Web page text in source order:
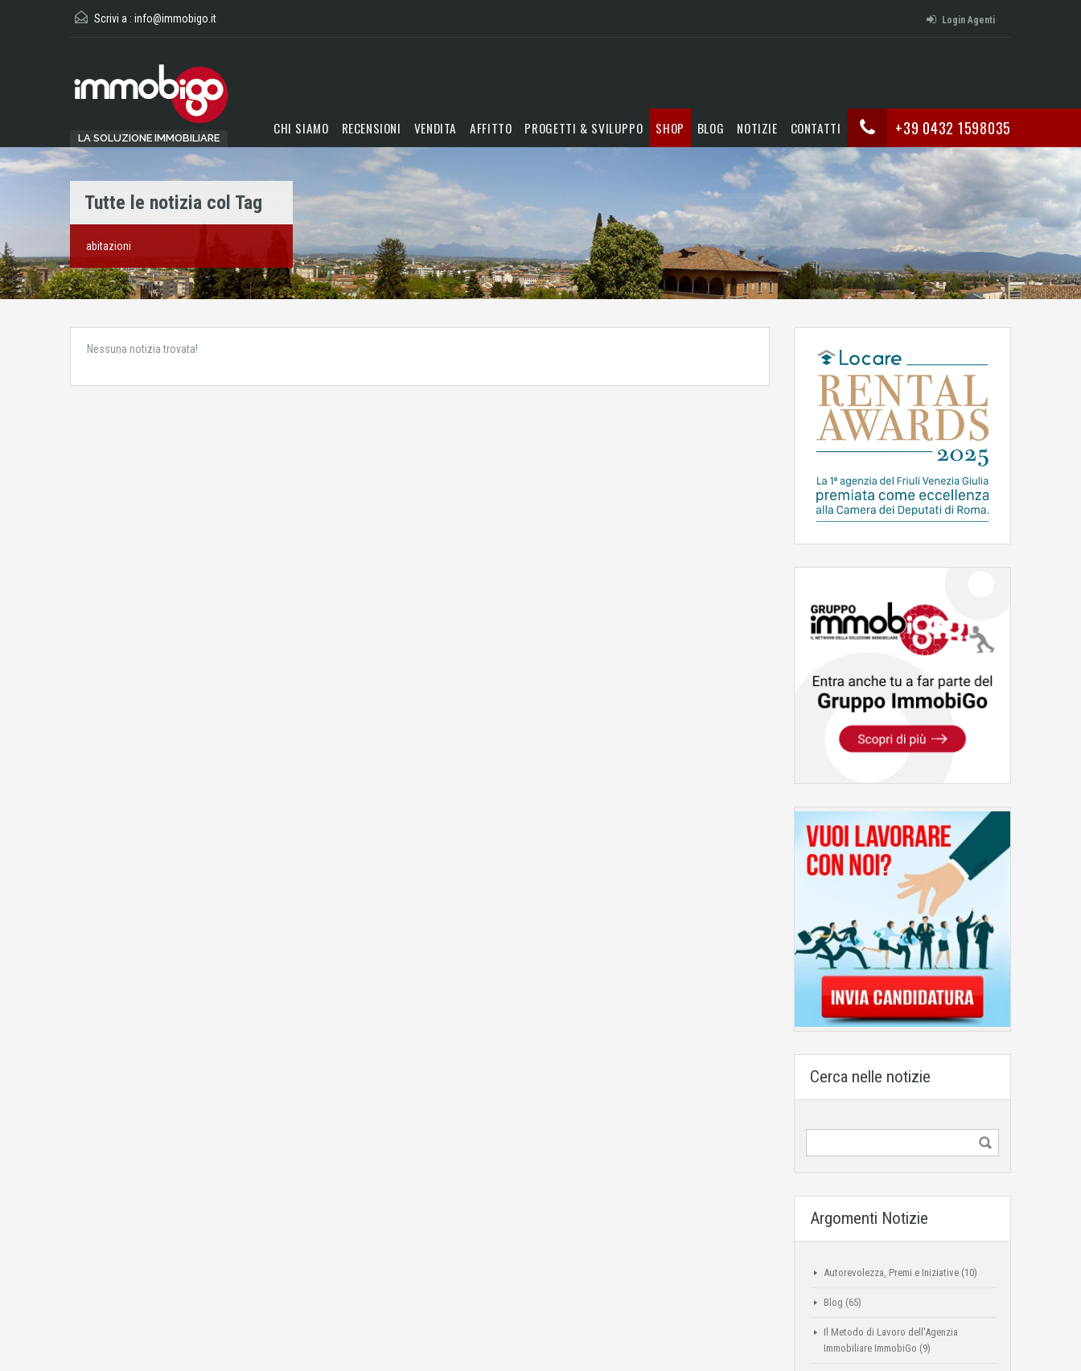
Scrivi a : info@immobigo.it Login Agenti
LA SOLUZIONE IMMOBILIARE +39 0432 1598035
CHI SIAMO RECENSIONI VENDITA AFFITTO PROGETTI & SVILUPPO SHOP BLOG NOTIZIE CONTATTI
Tutte le notizia col Tag
abitazioni
Nessuna notizia trovata!
Cerca nelle notizie
Argomenti Notizie
Autorevolezza, Premi e Iniziative (10)
Blog (65)
Il Metodo di Lavoro dell'Agenzia
Immobiliare ImmobiGo (9)